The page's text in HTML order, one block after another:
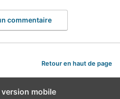
commentaire
Retour en haut de page
mobile